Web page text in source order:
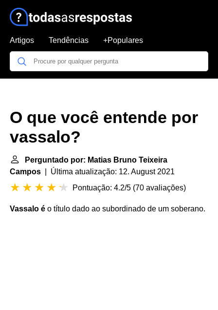
Artigos Tendências +Populares
O que você entende por
vassalo?
Perguntado por: Matias Bruno Teixeira
Campos | Última atualização: 12. August 2021
Pontuação: 4.2/5 (70 avaliações)
Vassalo é o título dado ao subordinado de um soberano.